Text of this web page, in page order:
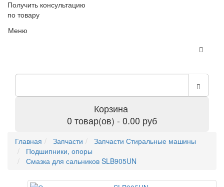
Получить консультацию
по товару
Меню
Корзина
0 товар(ов) - 0.00 руб
Главная Запчасти
Запчасти Стиральные машины
Подшипники, опоры
Смазка для сальников SLB905UN